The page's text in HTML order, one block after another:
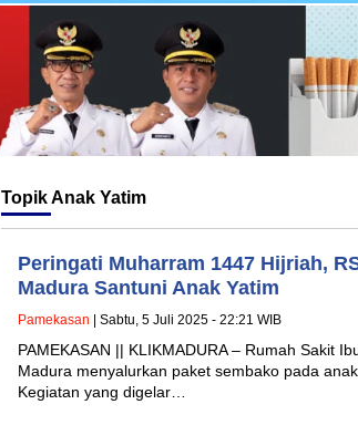
TopikAnak Yatim
Peringati Muharram 1447 Hijriah,
Madura Santuni Anak Yatim
Pamekasan | Sabtu, 5 Juli 2025 - 22:21 WIB
PAMEKASAN || KLIKMADURA – Rumah Sakit
Madura menyalurkan paket sembako pada
Kegiatan yang digelar…